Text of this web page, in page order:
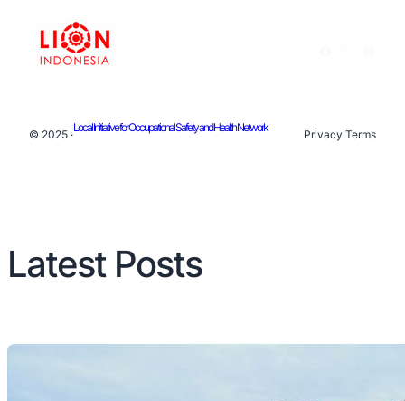
© 2025 ·
Local Initiative for Occupational Safety and Health Network
Privacy.Terms
Latest Posts